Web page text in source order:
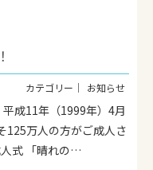
お知らせ
成11年（1999年）4月
万人の方がご成人さ
式 「晴れの…